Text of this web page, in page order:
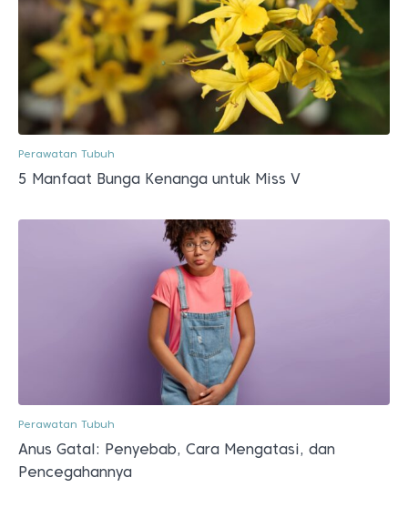
Perawatan Tubuh
5 Manfaat Bunga Kenanga untuk Miss V
Perawatan Tubuh
Anus Gatal: Penyebab, Cara Mengatasi, dan
Pencegahannya